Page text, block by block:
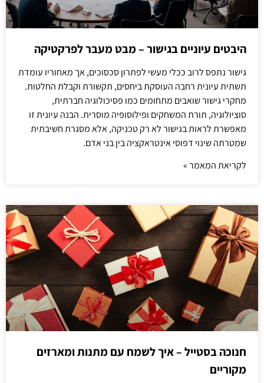
היבטים עיוניים בגישור – מבט מעבר לפרקטיקה
גישור נתפס לרוב ככלי מעשי לפתרון סכסוכים, אך מאחוריו עומדת
תשתית עיונית רחבה העוסקת ביחסים, תקשורת וקבלת החלטות.
מחקרי גישור שואבים מתחומים כמו פסיכולוגיה חברתית,
סוציולוגיה, תורת המשחקים ופילוסופיה מוסרית. הבנה עיונית זו
מאפשרת לראות בגישור לא רק טכניקה, אלא מסגרת חשיבתית
שמטרתה שינוי דפוסי אינטראקציה בין בני אדם.
לקריאת המאמר »
חנוכה בסטייל – איך לשמח עם מתנות ומארזים
מקוריים